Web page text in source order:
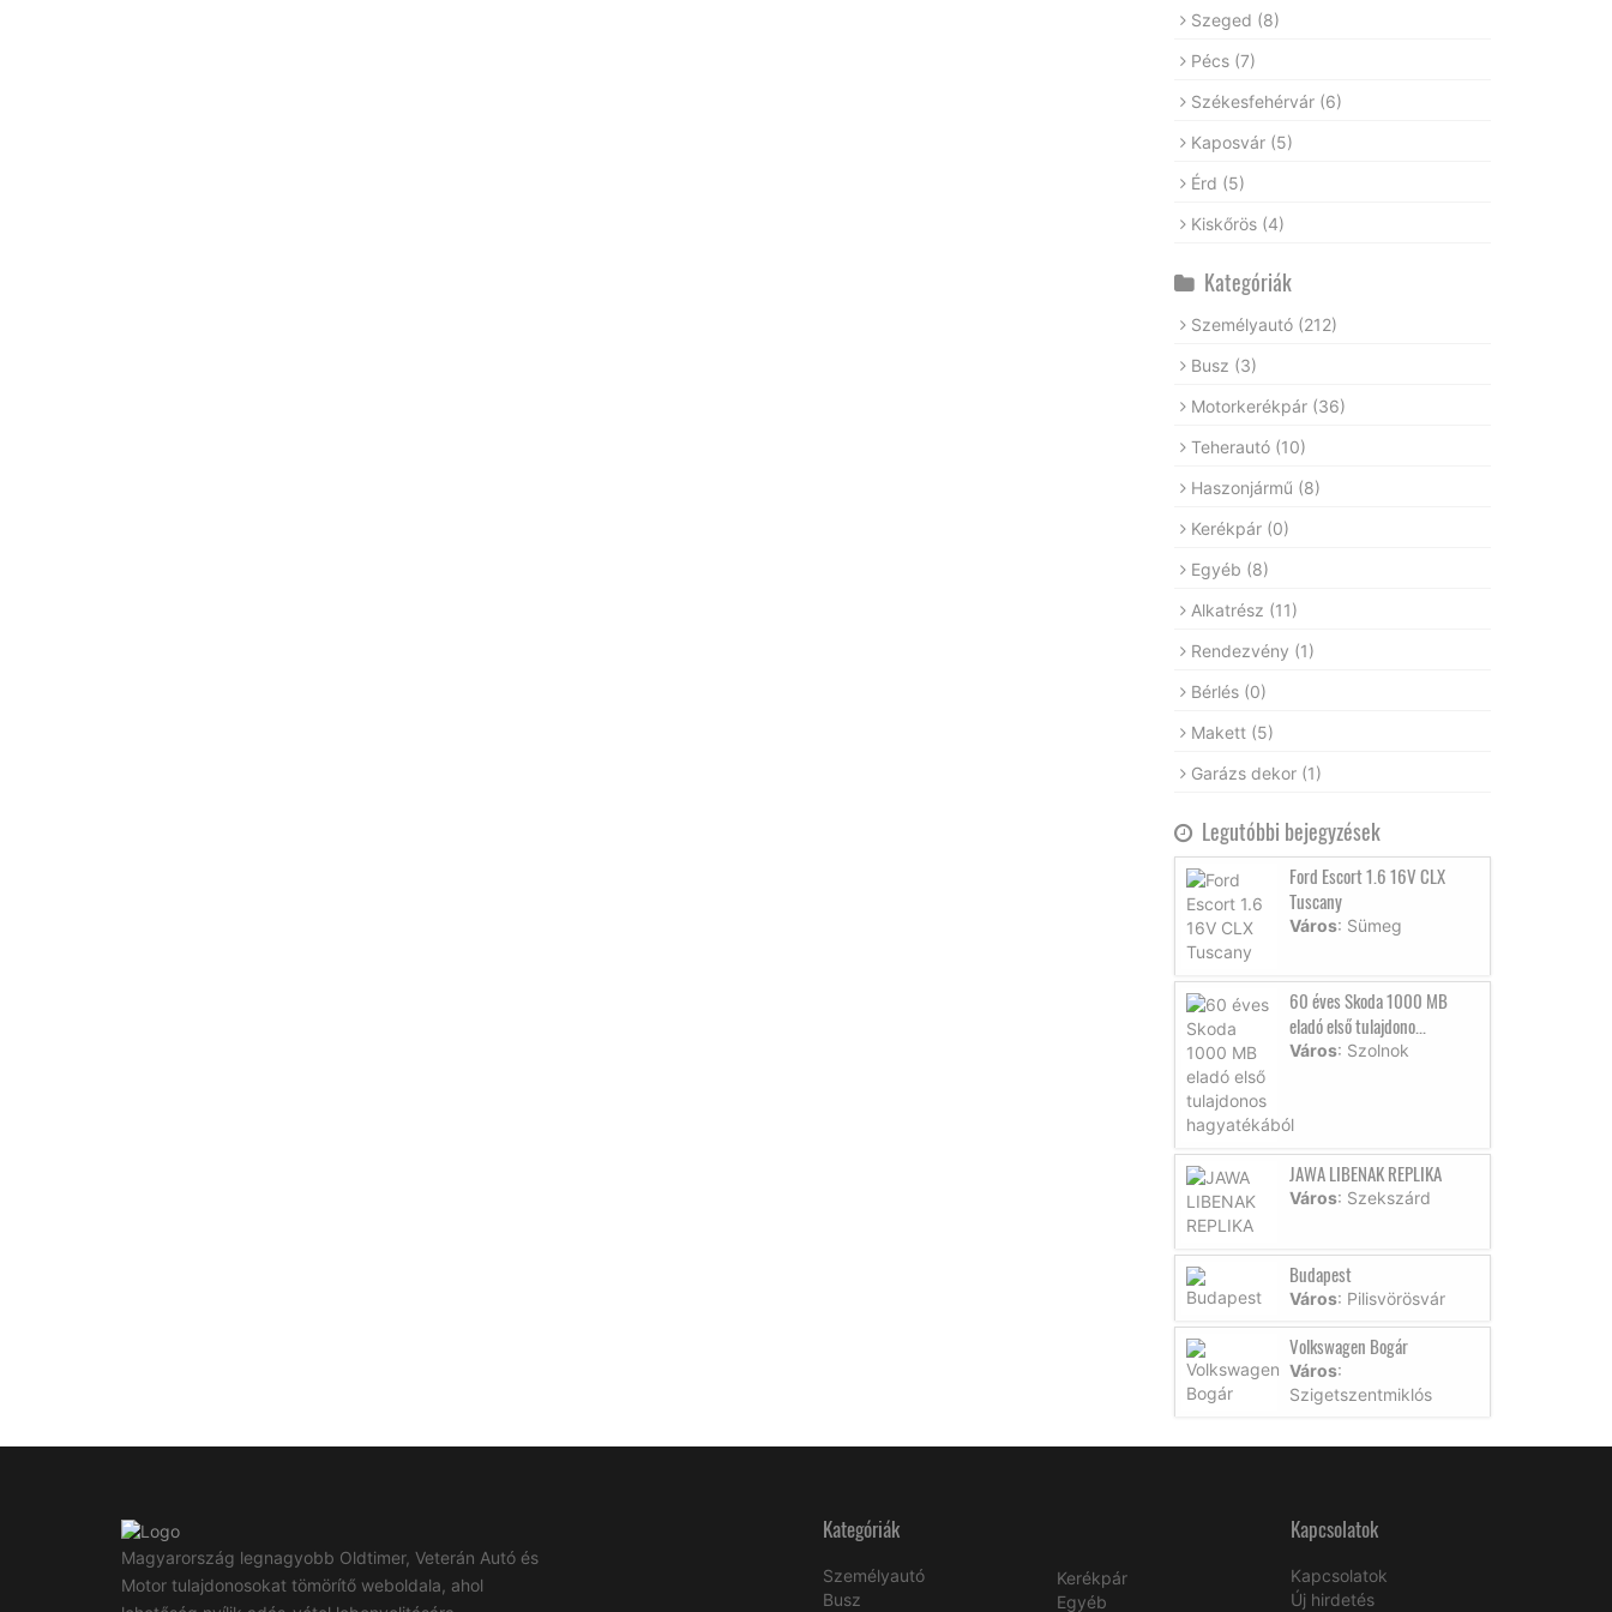
Szeged (8)
Pécs (7)
Székesfehérvár (6)
Kaposvár (5)
Érd (5)
Kiskőrös (4)
Kategóriák
Személyautó (212)
Busz (3)
Motorkerékpár (36)
Teherautó (10)
Haszonjármű (8)
Kerékpár (0)
Egyéb (8)
Alkatrész (11)
Rendezvény (1)
Bérlés (0)
Makett (5)
Garázs dekor (1)
Legutóbbi bejegyzések
Ford Escort 1.6 16V CLX
Tuscany
Város: Sümeg
60 éves Skoda 1000 MB
eladó első tulajdono...
Város: Szolnok
JAWA LIBENAK REPLIKA
Város: Szekszárd
Budapest
Város: Pilisvörösvár
Volkswagen Bogár
Város:
Szigetszentmiklós
Magyarország legnagyobb Oldtimer, Veterán Autó és
Motor tulajdonosokat tömörítő weboldala, ahol
Kategóriák
Személyautó
Busz
Kerékpár
Egyéb
Kapcsolatok
Kapcsolatok
Új hirdetés